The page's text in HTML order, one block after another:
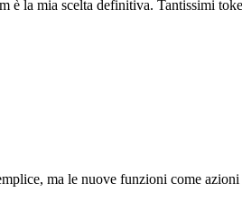
è la mia scelta definitiva. Tantissimi
ma le nuove funzioni come